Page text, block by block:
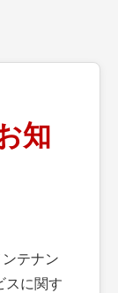
知
テナン
スに関す